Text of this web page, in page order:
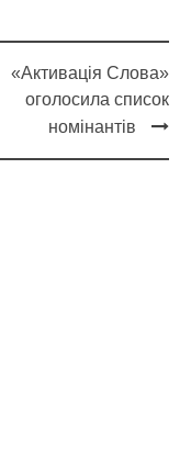
«Активація Cлова»
оголосила список
номінантів